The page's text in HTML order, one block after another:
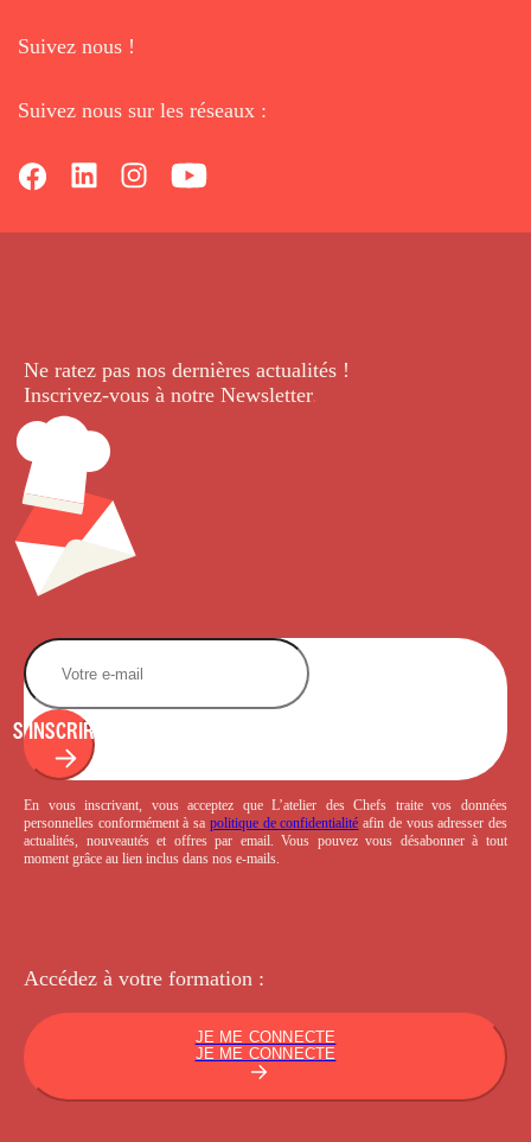
Suivez nous !
Suivez nous sur les réseaux :
Ne ratez pas nos dernières actualités !
Inscrivez-vous à notre Newsletter.
S'INSCRIRE
En vous inscrivant, vous acceptez que L’atelier des Chefs traite vos données
personnelles conformément à sa politique de confidentialité afin de vous adresser des
actualités, nouveautés et offres par email. Vous pouvez vous désabonner à tout
moment grâce au lien inclus dans nos e-mails.
Accédez à votre formation :
JE ME CONNECTE
JE ME CONNECTE